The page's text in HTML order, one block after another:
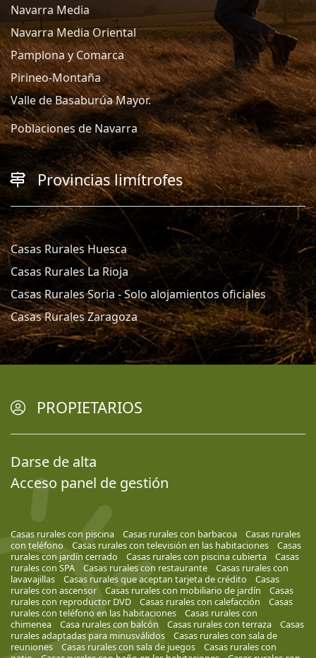
Navarra Media
Navarra Media Oriental
Pamplona y Comarca
Pirineo-Montaña
Valle de Basaburúa Mayor.
Poblaciones de Navarra
Provincias limítrofes
Casas Rurales Huesca
Casas Rurales La Rioja
Casas Rurales Soria - Solo alojamientos oficiales
Casas Rurales Zaragoza
PROPIETARIOS
Darse de alta
Acceso panel de gestión
Casas rurales con piscina Casas rurales con barbacoa
Casas rurales
con teléfono
Casas rurales con televisión en las habitaciones
Casas
rurales con jardín cerrado
Casas rurales con piscina cubierta
Casas
rurales con SPA
Casas rurales con restaurante
Casas rurales con
lavavajillas
Casas rurales que aceptan tarjeta de crédito
Casas
rurales con ascensor
Casas rurales con mobiliario de jardín
Casas
rurales con reproductor DVD
Casas rurales con calefacción
Casas
rurales con teléfono en las habitaciones
Casas rurales con
chimenea
Casa rurales con balcón Casas rurales con terraza
Casas
rurales adaptadas para minusválidos
Casas rurales con sala de
reuniones
Casas rurales con sala de juegos
Casas rurales con